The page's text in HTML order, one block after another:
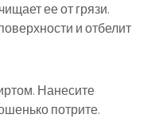
ее от грязи.
и отбелит
Нанесите
потрите.